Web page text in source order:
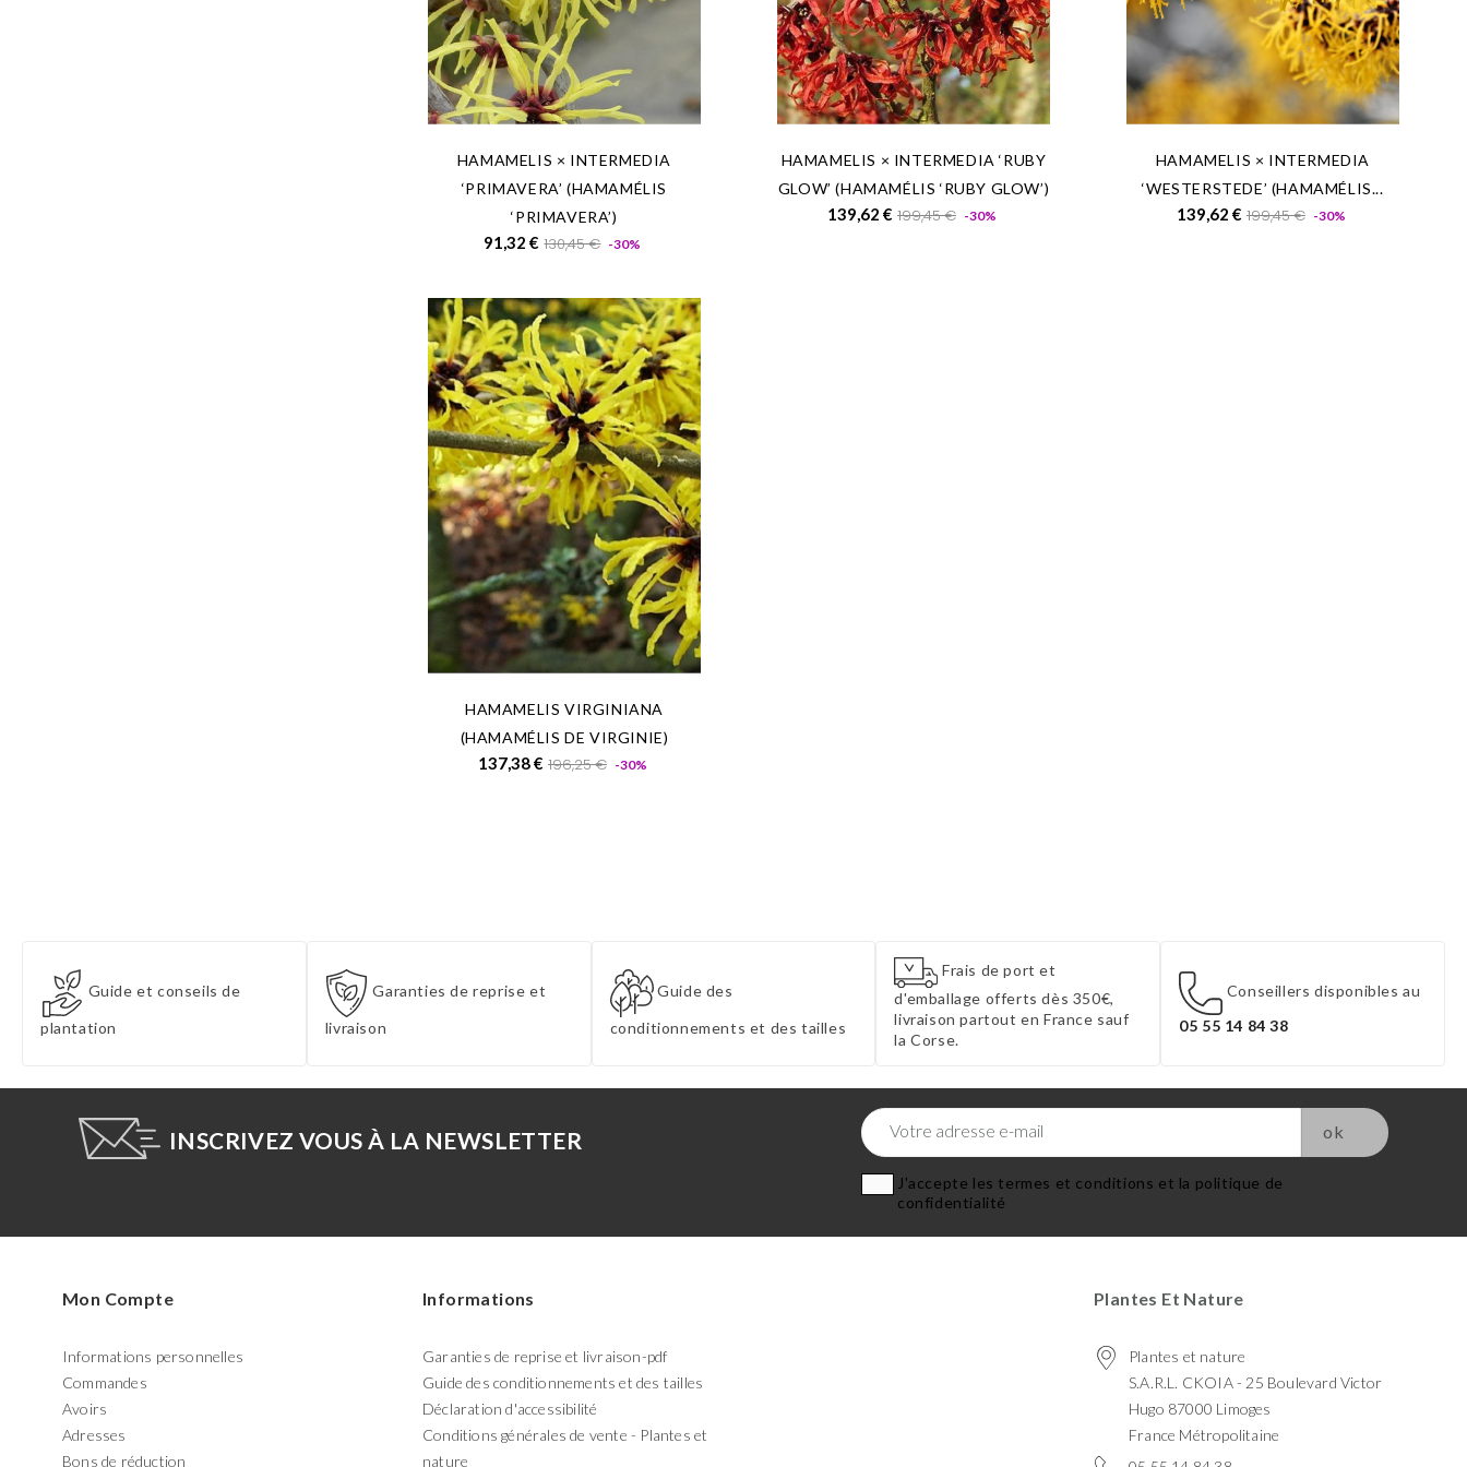
HAMAMELIS × INTERMEDIA
‘PRIMAVERA’ (HAMAMÉLIS
‘PRIMAVERA’)
91,32 € Prix
130,45 € -30%
HAMAMELIS × INTERMEDIA ‘RUBY
GLOW’ (HAMAMÉLIS ‘RUBY GLOW’)
139,62 € Prix
199,45 € -30%
HAMAMELIS × INTERMEDIA
‘WESTERSTEDE’ (HAMAMÉLIS...
139,62 € Prix
199,45 € -30%
HAMAMELIS VIRGINIANA
(HAMAMÉLIS DE VIRGINIE)
137,38 € Prix
196,25 € -30%
Guide et conseils de
plantation
Garanties de reprise et
livraison
Guide des
conditionnements et des tailles
Frais de port et
d'emballage offerts dès 350€,
livraison partout en France sauf
la Corse.
Conseillers disponibles au
05 55 14 84 38
INSCRIVEZ VOUS À LA NEWSLETTER
J'accepte les termes et conditions et la politique de
confidentialité
Mon Compte
Informations personnelles
Commandes
Avoirs
Adresses
Bons de réduction
Informations
Garanties de reprise et livraison-pdf
Guide des conditionnements et des tailles
Déclaration d'accessibilité
Conditions générales de vente - Plantes et
nature
Plantes Et Nature
Plantes et nature
S.A.R.L. CKOIA - 25 Boulevard Victor
Hugo 87000 Limoges
France Métropolitaine